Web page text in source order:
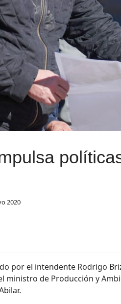
2020
por el intendente Rodrigo
ministro de Producción y